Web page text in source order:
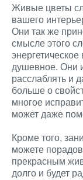
Живые цветы
вашего
Они так же
смысле этого
душевное. Они
расслаблять и
больше о
многое
может даже
Кроме того,
можете
прекрасным
долго и будет